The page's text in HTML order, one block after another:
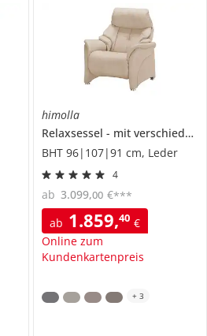
himolla
Relaxsessel
mit verschiedenen Funktionen
BHT 96|107|91 cm, Leder
4
ab 1.859,40 €
Online zum
Kundenkartenpreis
ab 3.099,00 €***
+ 3